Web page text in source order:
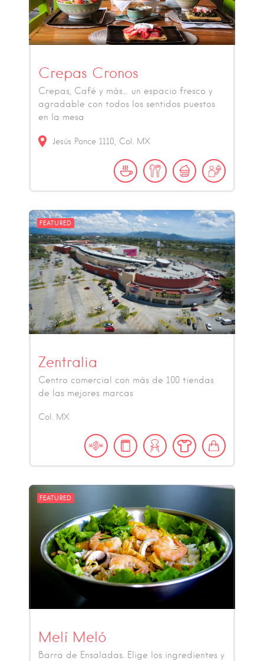
Crepas Cronos
Crepas, Café y más… un espacio fresco y
agradable con todos los sentidos puestos
en la mesa
Jesús Ponce 1110 Col. MX
FEATURED
Zentralia
Centro comercial con más de 100 tiendas
de las mejores marcas
Col. MX
FEATURED
Melí Meló
Barra de Ensaladas. Elige los ingredientes y